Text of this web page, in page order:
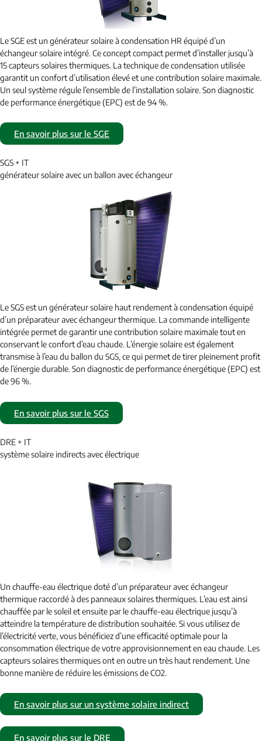
Le SGE est un générateur solaire à condensation HR équipé d’un
échangeur solaire intégré. Ce concept compact permet d’installer jusqu’à
15 capteurs solaires thermiques. La technique de condensation utilisée
garantit un confort d’utilisation élevé et une contribution solaire maximale.
Un seul système régule l’ensemble de l’installation solaire. Son diagnostic
de performance énergétique (EPC) est de 94 %.
En savoir plus sur le SGE
SGS + IT
générateur solaire avec un ballon avec échangeur
Le SGS est un générateur solaire haut rendement à condensation équipé
d’un préparateur avec échangeur thermique. La commande intelligente
intégrée permet de garantir une contribution solaire maximale tout en
conservant le confort d’eau chaude. L’énergie solaire est également
transmise à l’eau du ballon du SGS, ce qui permet de tirer pleinement profit
de l’énergie durable. Son diagnostic de performance énergétique (EPC) est
de 96 %.
En savoir plus sur le SGS
DRE + IT
système solaire indirects avec électrique
Un chauffe-eau électrique doté d’un préparateur avec échangeur
thermique raccordé à des panneaux solaires thermiques. L’eau est ainsi
chauffée par le soleil et ensuite par le chauffe-eau électrique jusqu’à
atteindre la température de distribution souhaitée. Si vous utilisez de
l’électricité verte, vous bénéficiez d’une efficacité optimale pour la
consommation électrique de votre approvisionnement en eau chaude. Les
capteurs solaires thermiques ont en outre un très haut rendement. Une
bonne manière de réduire les émissions de CO2.
En savoir plus sur un système solaire indirect
En savoir plus sur le DRE